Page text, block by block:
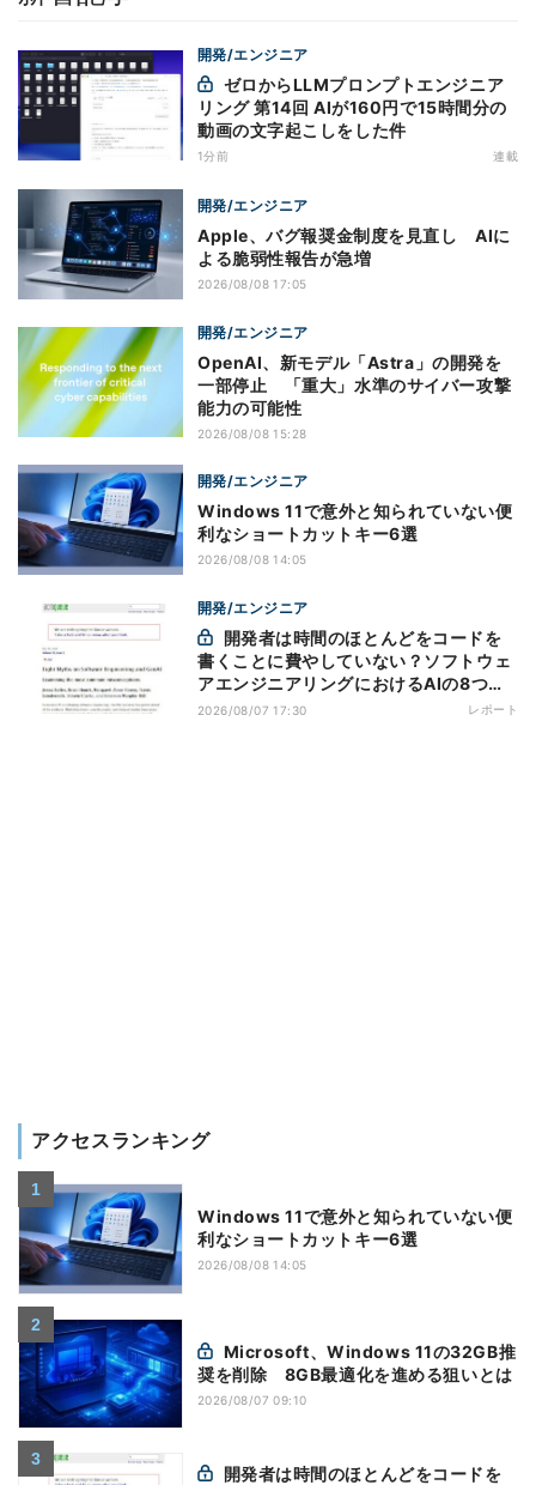
開発/エンジニア
リング 第14回 AIが160円で15時間分の
動画の文字起こしをした件
1分前 連載
開発/エンジニア
Apple、バグ報奨金制度を見直し AIに
よる脆弱性報告が急増
2026/08/08 17:05
開発/エンジニア
OpenAI、新モデル「Astra」の開発を
一部停止 「重大」水準のサイバー攻撃
能力の可能性
2026/08/08 15:28
開発/エンジニア
Windows 11で意外と知られていない便
利なショートカットキー6選
2026/08/08 14:05
開発/エンジニア
書くことに費やしていない？ソフトウェ
アエンジニアリングにおけるAIの8つの
神話への賛否
2026/08/07 17:30 レポート
アクセスランキング
Windows 11で意外と知られていない便
利なショートカットキー6選
2026/08/08 14:05
奨を削除 8GB最適化を進める狙いとは
2026/08/07 09:10